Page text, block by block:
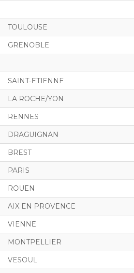
TOULOUSE
GRENOBLE
SAINT-ETIENNE
LA ROCHE/YON
RENNES
DRAGUIGNAN
BREST
PARIS
ROUEN
AIX EN PROVENCE
VIENNE
MONTPELLIER
VESOUL